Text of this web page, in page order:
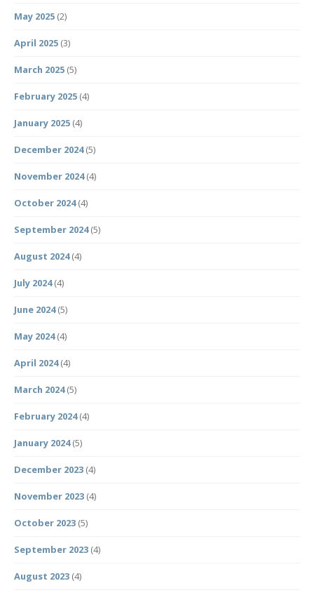
May 2025 (2)
April 2025 (3)
March 2025 (5)
February 2025 (4)
January 2025 (4)
December 2024(5)
November 2024(4)
October 2024(4)
September 2024(5)
August 2024(4)
July 2024(4)
June 2024(5)
May 2024(4)
April 2024(4)
March 2024(5)
February 2024(4)
January 2024(5)
December 2023 (4)
November 2023 (4)
October 2023 (5)
September 2023 (4)
August 2023 (4)